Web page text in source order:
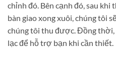
chỉnh đó. Bên cạnh đó, sau
bàn giao xong xuôi, chúng tôi
chúng tôi thu được. Đồng
lạc để hỗ trợ bạn khi cần thiết.